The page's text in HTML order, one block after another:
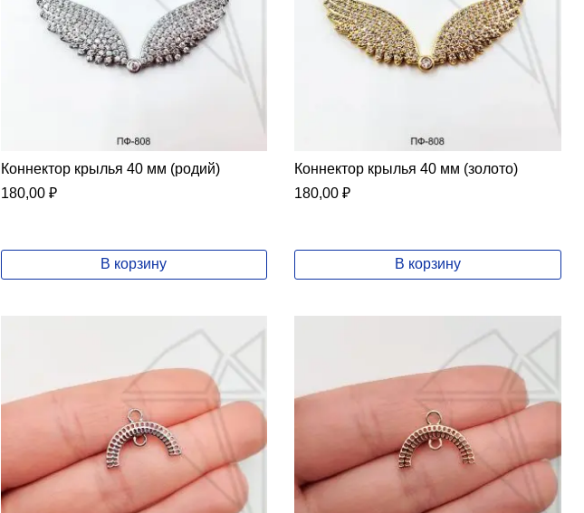
Коннектор крылья 40 мм (родий)
180,00 ₽
В корзину
Коннектор крылья 40 мм (золото)
180,00₽
В корзину